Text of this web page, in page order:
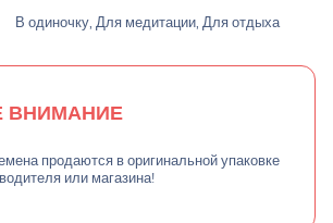
В одиночку, Для медитации, Для отдыха
ВНИМАНИЕ
продаются в оригинальной упаковке
или магазина!